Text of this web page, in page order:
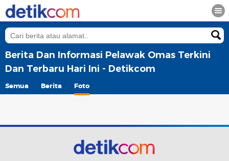
Berita Dan Informasi Pelawak Omas Terkini
Dan Terbaru Hari Ini - Detikcom
Semua Berita Foto